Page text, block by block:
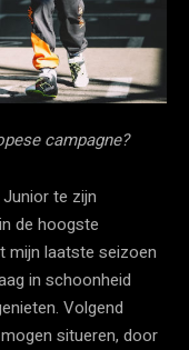
campagne?
te zijn
de hoogste
mijn laatste seizoen
in schoonheid
Volgend
situeren, door